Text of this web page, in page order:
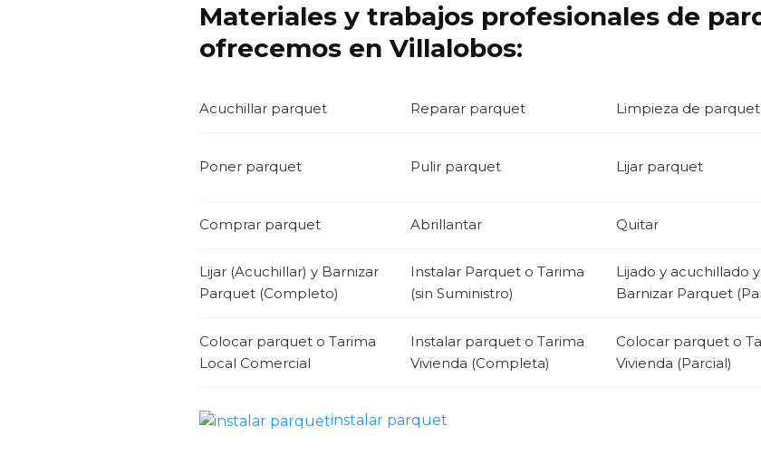
Materiales y trabajos profesionales de
ofrecemos en Villalobos:
Acuchillar parquet Reparar parquet Limpieza de parquet
Poner parquet Pulir parquet Lijar parquet
Comprar parquet Abrillantar Quitar
Lijar (Acuchillar) y Barnizar
Parquet (Completo)
Instalar Parquet o Tarima
(sin Suministro)
Lijado y acuchillado y
Barnizar Parquet
Colocar parquet o Tarima
Local Comercial
Instalar parquet o Tarima
Vivienda (Completa)
Colocar parquet o
Vivienda (Parcial)
instalar parquet